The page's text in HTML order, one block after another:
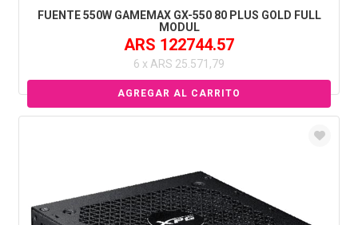
FUENTE 550W GAMEMAX GX-550 80 PLUS GOLD FULL
MODUL
ARS 122744.57
6 x ARS 25.571,79